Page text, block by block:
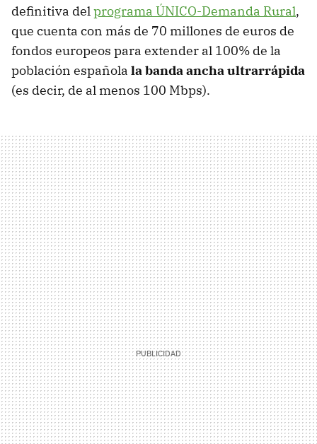
definitiva delprograma ÚNICO-Demanda Rural,
que cuenta con más de 70 millones de euros de
fondos europeos para extender al 100% de la
población española la banda ancha ultrarrápida
(es decir, de al menos 100 Mbps).